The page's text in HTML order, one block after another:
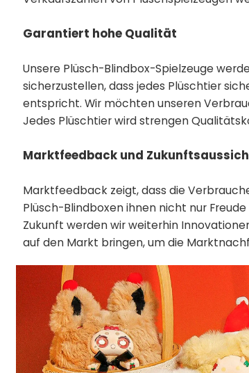
Garantiert hohe Qualität
Unsere Plüsch-Blindbox-Spielzeuge
sicherzustellen, dass jedes Plüschtier
entspricht. Wir möchten unseren
Jedes Plüschtier wird strengen
Marktfeedback und
Marktfeedback zeigt, dass die
Plüsch-Blindboxen ihnen nicht nur
Zukunft werden wir weiterhin
auf den Markt bringen, um die